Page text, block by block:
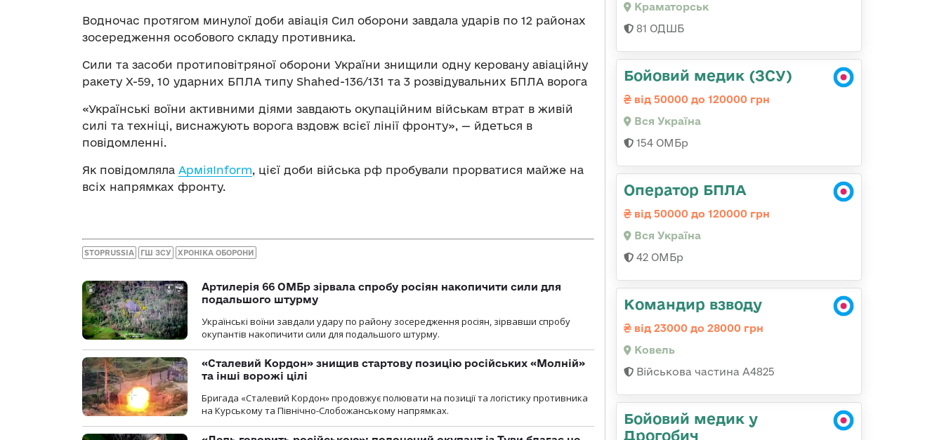
Водночас протягом минулої доби авіація Сил оборони завдала ударів по 12 районах
зосередження особового складу противника.
Сили та засоби протиповітряної оборони України знищили одну керовану авіаційну
ракету Х-59, 10 ударних БПЛА типу Shahed-136/131 та 3 розвідувальних БПЛА ворога
«Українські воїни активними діями завдають окупаційним військам втрат в живій
силі та техніці, виснажують ворога вздовж всієї лінії фронту», — йдеться в
повідомленні.
Як повідомляла АрміяInform , цієї доби війська рф пробували прорватися майже на
всіх напрямках фронту.
STOPRUSSIA ГШ ЗСУ ХРОНІКА ОБОРОНИ
Артилерія 66 ОМБр зірвала спробу росіян накопичити сили для
подальшого штурму
Українські воїни завдали удару по району зосередження росіян, зірвавши спробу
окупантів накопичити сили для подальшого штурму.
«Сталевий Кордон» знищив стартову позицію російських «Молній»
та інші ворожі цілі
Бригада «Сталевий Кордон» продовжує полювати на позиції та логістику противника
на Курському та Північно-Слобожанському напрямках.
Краматорськ
81 ОДШБ
Бойовий медик (ЗСУ)
від 50000 до 120000 грн
Вся Україна
154 ОМБр
Оператор БПЛА
від 50000 до 120000 грн
Вся Україна
42 ОМБр
Командир взводу
від 23000 до 28000 грн
Ковель
Військова частина А4825
Бойовий медик у
Дрогобич